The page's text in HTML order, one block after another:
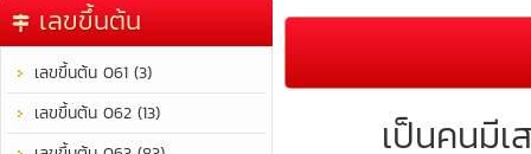
เลขขึ้นต้น
เลขขึ้นต้น 061 (3)
เลขขึ้นต้น 062 (13)
เป็นคนมีเสน่